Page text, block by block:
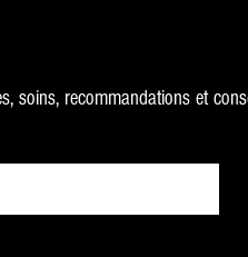
soins, recommandations et